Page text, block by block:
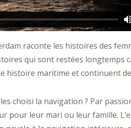
raconte les histoires des
qui sont restées longtemps
histoire maritime et continuent
choisi la navigation ? Par
pour leur mari ou leur famille.